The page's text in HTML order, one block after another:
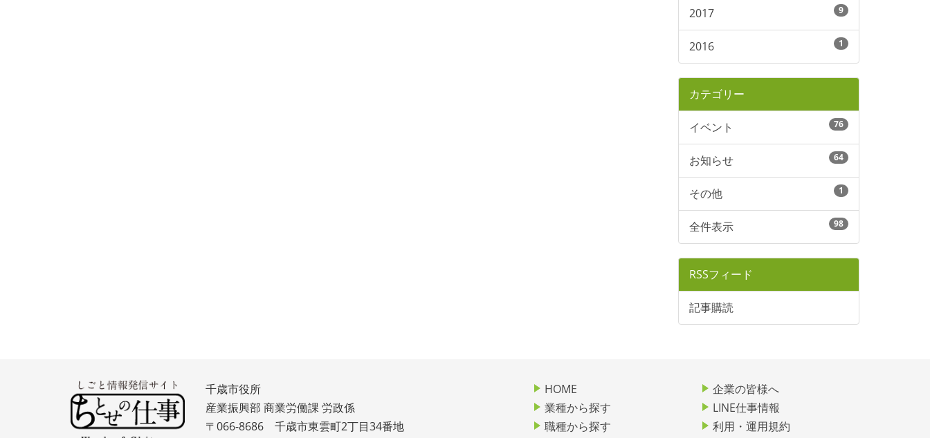
2017 9
2016 1
カテゴリー
イベント 76
お知らせ 64
その他 1
全件表示 98
RSSフィード
記事購読
千歳市役所
産業振興部 商業労働課 労政係
〒066-8686 千歳市東雲町2丁目34番地
HOME
業種から探す
職種から探す
企業の皆様へ
LINE仕事情報
利用・運用規約